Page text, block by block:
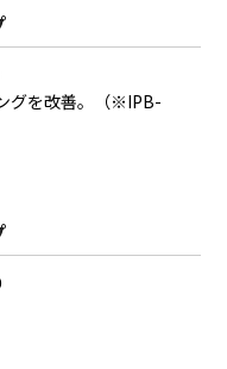
グを改善。（※IPB-